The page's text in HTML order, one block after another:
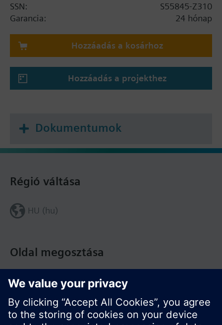
SSN:
S55845-Z310
Garancia:
24 hónap
Hozzáadás a kosárhoz
Hozzáadás a projekthez
Dokumentumok
Oldal megosztása
Régió váltása
HU (hu)